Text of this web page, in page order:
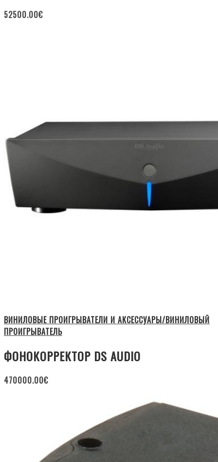
52500.00€
ВИНИЛОВЫЕ ПРОИГРЫВАТЕЛИ И АКСЕССУАРЫ/ВИНИЛОВЫЙ
ПРОИГРЫВАТЕЛЬ
ФОНОКОРРЕКТОР DS AUDIO
470000.00€